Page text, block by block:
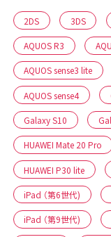
2DS 3DS
AQUOS R3
AQUOS sense3 lite
AQUOS sense4
Galaxy S10
HUAWEI Mate 20 Pro
HUAWEI P30 lite
iPad （第6世代)
iPad （第9世代)